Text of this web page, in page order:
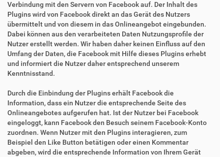
Verbindung mit den Servern von Facebook auf. Der Inhalt des
Plugins wird von Facebook direkt an das Gerät des Nutzers
übermittelt und von diesem in das Onlineangebot eingebunden.
Dabei können aus den verarbeiteten Daten Nutzungsprofile der
Nutzer erstellt werden. Wir haben daher keinen Einfluss auf den
Umfang der Daten, die Facebook mit Hilfe dieses Plugins erhebt
und informiert die Nutzer daher entsprechend unserem
Kenntnisstand.
Durch die Einbindung der Plugins erhält Facebook die
Information, dass ein Nutzer die entsprechende Seite des
Onlineangebotes aufgerufen hat. Ist der Nutzer bei Facebook
eingeloggt, kann Facebook den Besuch seinem Facebook-Konto
zuordnen. Wenn Nutzer mit den Plugins interagieren, zum
Beispiel den Like Button betätigen oder einen Kommentar
abgeben, wird die entsprechende Information von Ihrem Gerät